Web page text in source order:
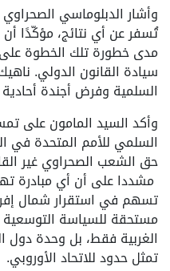
وأشار الدبلوماسي
تُسفر عن أي نتائج، مؤكّدًا
مدى خطورة تلك الخطوة على
سيادة القانون الدولي.
السلمية وفرض أجندة أحادية
وأكد السيد المامون على
السلمي للأمم المتحدة في
حق الشعب الصحراوي غير
مشددا على أن أي مبادرة
تسهم في استقرار شمال
مستحقة للسياسة التوسعية
الغربية فقط، بل وحدة دول
تمثل حدود للاتحاد الأوروبي.